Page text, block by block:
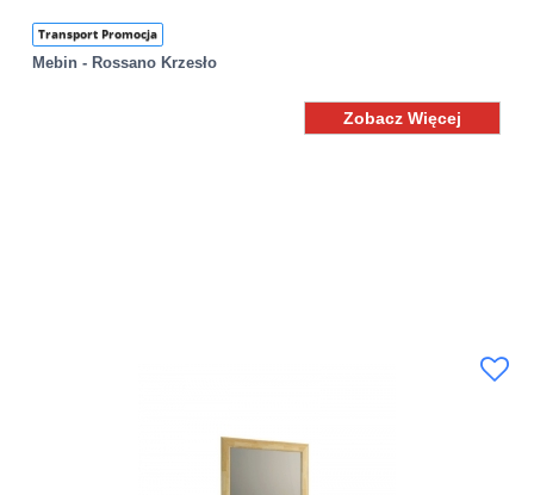
Transport Promocja
Mebin - Rossano Krzesło
Zobacz Więcej